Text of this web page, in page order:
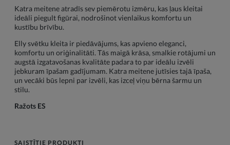
Katra meitene atradīs sev piemērotu izmēru, kas ļaus kleitai
ideāli piegult figūrai, nodrošinot vienlaikus komfortu un
kustību brīvību.
Elly svētku kleita ir piedāvājums, kas apvieno eleganci,
komfortu un oriģinalitāti. Tās maigā krāsa, smalkie rotājumi un
augstā izgatavošanas kvalitāte padara to par ideālu izvēli
jebkuram īpašam gadījumam. Katra meitene jutīsies tajā īpaša,
un vecāki būs lepni par izvēli, kas izceļ viņu bērna šarmu un
stilu.
Ražots ES
SAISTĪTIE PRODUKTI